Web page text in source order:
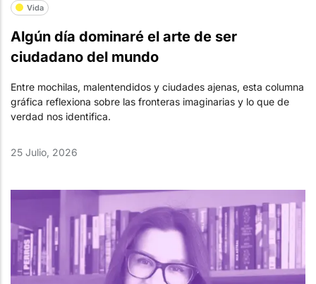
Vida
Algún día dominaré el arte de ser
ciudadano del mundo
Entre mochilas, malentendidos y ciudades ajenas, esta columna
gráfica reflexiona sobre las fronteras imaginarias y lo que de
verdad nos identifica.
25 Julio, 2026